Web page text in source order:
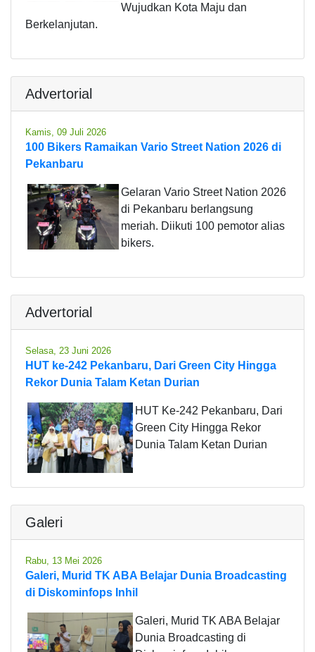
Wujudkan Kota Maju dan
Berkelanjutan.
Advertorial
Kamis, 09 Juli 2026
100 Bikers Ramaikan Vario Street Nation 2026 di
Pekanbaru
Gelaran Vario Street Nation 2026
di Pekanbaru berlangsung
meriah. Diikuti 100 pemotor alias
bikers.
Advertorial
Selasa, 23 Juni 2026
HUT ke-242 Pekanbaru, Dari Green City Hingga
Rekor Dunia Talam Ketan Durian
HUT Ke-242 Pekanbaru, Dari
Green City Hingga Rekor
Dunia Talam Ketan Durian
Galeri
Rabu, 13 Mei 2026
Galeri, Murid TK ABA Belajar Dunia Broadcasting
di Diskominfops Inhil
Galeri, Murid TK ABA Belajar
Dunia Broadcasting di